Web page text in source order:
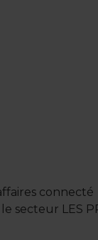
connecté
le secteur LES